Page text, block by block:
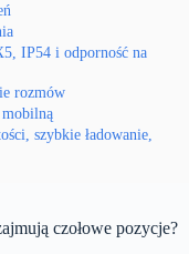
IP54 i odporność na
rozmów
szybkie ładowanie,
czołowe pozycje?